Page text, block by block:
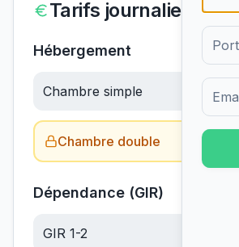
Tarifs journaliers
Hébergement
Chambre simple
Chambre double
Dépendance (GIR)
GIR 1-2